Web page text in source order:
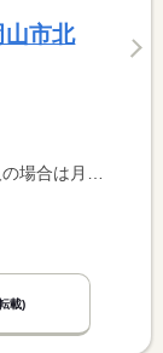
市北
額を表示しています。
載)